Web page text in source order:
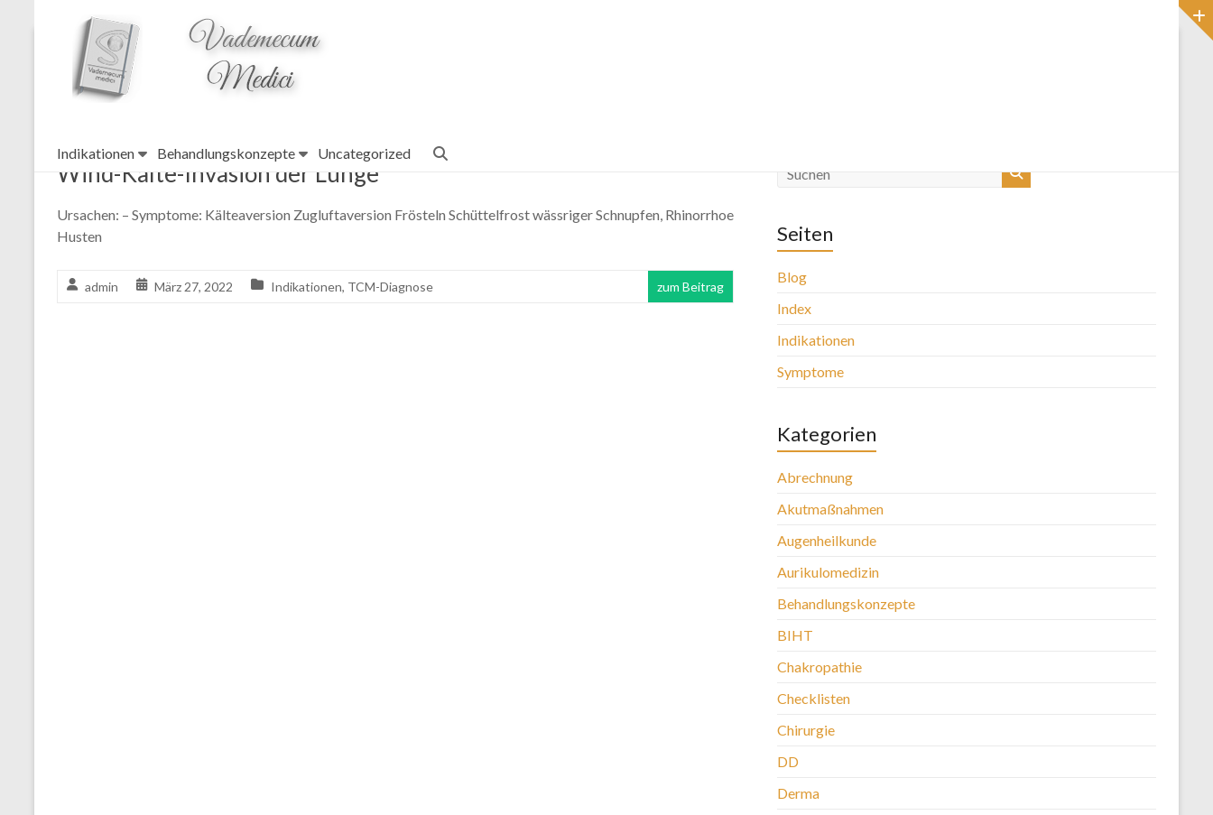
topheader
Indikationen Behandlungskonzepte Uncategorized
Wind
Wind-Kälte-Invasion der Lunge
Ursachen: – Symptome: Kälteaversion Zugluftaversion Frösteln Schüttelfrost wässriger Schnupfen, Rhinorrhoe
Husten
admin März 27, 2022 Indikationen, TCM-Diagnose zum Beitrag
Seiten
Blog
Index
Indikationen
Symptome
Kategorien
Abrechnung
Akutmaßnahmen
Augenheilkunde
Aurikulomedizin
Behandlungskonzepte
BIHT
Chakropathie
Checklisten
Chirurgie
DD
Derma